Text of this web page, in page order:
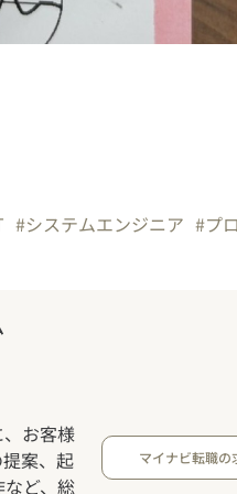
#システムエンジニア #プ
お客様
案、起
ど、総
マイナビ転職の